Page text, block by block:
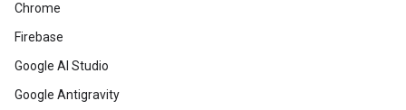
Chrome
Firebase
Google AI Studio
Google Antigravity